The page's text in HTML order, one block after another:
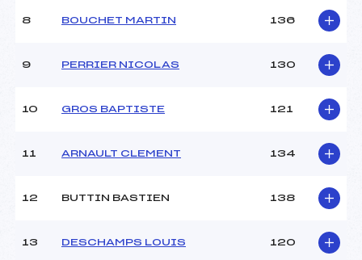
8 BOUCHET MARTIN 136
9 PERRIER NICOLAS 130
10 GROS BAPTISTE 121
11 ARNAULT CLEMENT 134
12 BUTTIN BASTIEN 138
13 DESCHAMPS LOUIS 120